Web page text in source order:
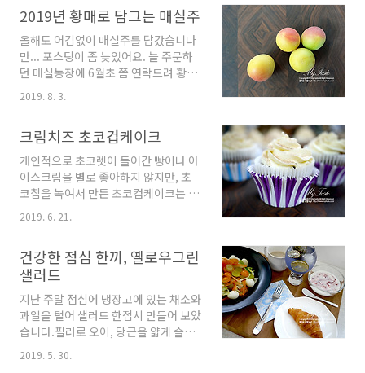
스트 또는 고추가루 1작은술 신선한 양
송이버섯은 키친타올로 잘 닦에 잘게 다
져 주고 양송이가 좀 시들하면 겉에 껍
질을 벗겨 주세요. 이 중에 1개는 얇게
슬라이스해서 가니쉬용으로 ..
들 당근인가 아닌가 하였답니다. ^^ [재
료]당근 4개생딜 6~7 줄기마늘 2쪽플
레인요거트 1Cup마요네즈 2큰술피칸
40g올리브오일소금 / 후추 먼저 당근
을 깨끗이 씻어 채칼로 밀어 주세요...사
이즈나 굵기는 원하는데로 가능합니다.
30분정도 절여서 물기를 꼭 짜주세요.
팬에 올리브기름을 두르고 다진 마늘을
넣어 볶아 줍니다. 마늘이 웬만큼 익으
면 물기 제거한 당근을 넣어 약한불에서
볶아줍니다. 이때 중요한 팁은 너무 익
히지 않는거에요... 살짝 ..
2019년 황매로 담그는 매실주
올해도 어김없이 매실주를 담갔습니다
만... 포스팅이 좀 늦었어요. 늘 주문하
던 매실농장에 6월초 쯤 연락드려 황매
예약을 해두었습니다. 긴 비가 오기전
에 따서 보내 주신다고 했는데 6월 마지
담금주 병이 모두 10개라 10키로 짜리
4박스를 주문하였습니다. [재료] 10리
터 담금주병 10개 분량 황매실 40키로
20도 소주 60리터(1.8리터 33병) 감초
400g 박스를 열어보니 매실이 너무 이
쁘게 잘 익었고 향이 장난 아니었습니
올해 매실도 상태가 아주 좋네요. 특히
향이 너무 좋았어요. 이쑤시게로 꼭지
를 한땀한땀 따고 있는데... 곰돌이 아버
님께서 두꺼운 손으로 마지막 박스를 처
리해 주십니다... ㅎㅎ 향이 너무 달콤해
서 먹어도..
2019. 8. 3.
크림치즈 초코컵케이크
개인적으로 초코렛이 들어간 빵이나 아
이스크림을 별로 좋아하지 않지만, 초
코칩을 녹여서 만든 초코컵케이크는 크
림치즈아이싱을 얹으면 서로 잘 어울려
서 가끔 만들어보는 아이템입니다.버터
트를 넣어주면 상큼한 맛이 나면서 더
맛이 있네요. 짤주머니에 넣어 아이싱
할때도 모양이 더 예쁘게 나옵니다. 조
만간 플라워케이크를 만들 예정인데 크
림치즈 아이싱으로 만들어 봐야겠어요.
컵케이크에 들어가는 초코렛은 청크를
사용해야지만 있는 초코칩이 많아서 재
2019. 6. 21.
건강한 점심 한끼, 옐로우그린
샐러드
지난 주말 점심에 냉장고에 있는 채소와
과일을 털어 샐러드 한접시 만들어 보았
습니다.필러로 오이, 당근을 얇게 슬라
이스 해서 샐러드를 만들어 보니 식감이
새롭네요.간단하게 만들었지만 크로아
2019. 5. 30.